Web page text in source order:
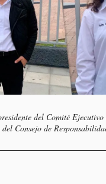
del Comité
del Consejo de